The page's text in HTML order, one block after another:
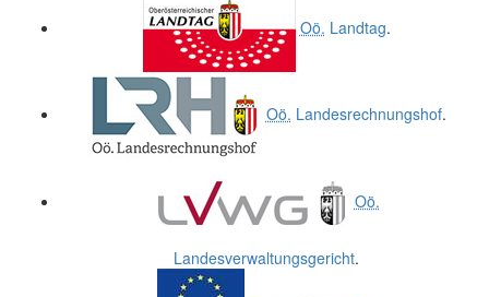
Oö. Landtag.
Oö. Landesrechnungshof.
Oö.
Landesverwaltungsgericht.